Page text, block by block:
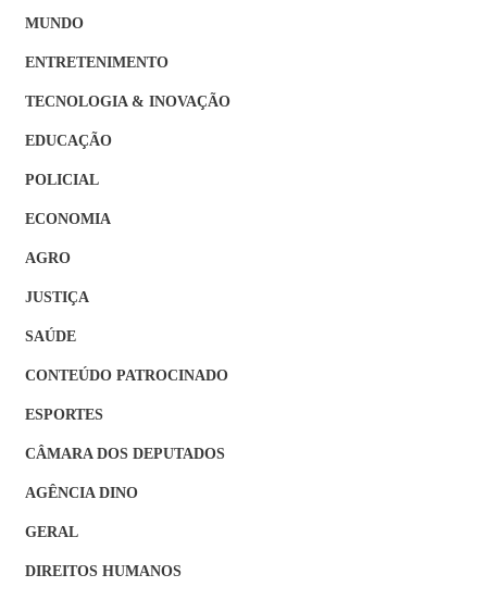
MUNDO
ENTRETENIMENTO
TECNOLOGIA & INOVAÇÃO
EDUCAÇÃO
POLICIAL
ECONOMIA
AGRO
JUSTIÇA
SAÚDE
CONTEÚDO PATROCINADO
ESPORTES
CÂMARA DOS DEPUTADOS
AGÊNCIA DINO
GERAL
DIREITOS HUMANOS